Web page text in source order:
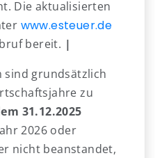
Die aktualisierten
www.esteuer.de
bereit. |
sind grundsätzlich
zu
31.12.2025
2026 oder
nicht beanstandet,